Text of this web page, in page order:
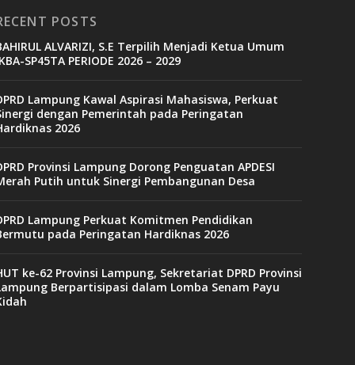
POSTS
ALVARIZI, S.E Terpilih Menjadi Ketua Umum
SP45TA PERIODE 2026 – 2029
Lampung Kawal Aspirasi Mahasiswa, Perkuat
dengan Pemerintah pada Peringatan
2026
Provinsi Lampung Dorong Penguatan APDESI
Putih untuk Sinergi Pembangunan Desa
Lampung Perkuat Komitmen Pendidikan
pada Peringatan Hardiknas 2026
ke-62 Provinsi Lampung, Sekretariat DPRD Provinsi
Berpartisipasi dalam Lomba Senam Payu